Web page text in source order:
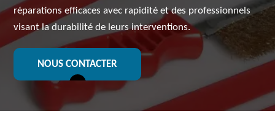
réparations efficaces avec rapidité et des professionnels
visant la durabilité de leurs interventions.
NOUS CONTACTER